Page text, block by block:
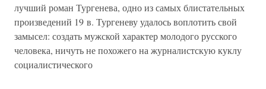
лучший роман Тургенева, одно из самых блистательных
произведений 19 в. Тургеневу удалось воплотить свой
замысел: создать мужской характер молодого русского
человека, ничуть не похожего на журналистскую куклу
социалистического